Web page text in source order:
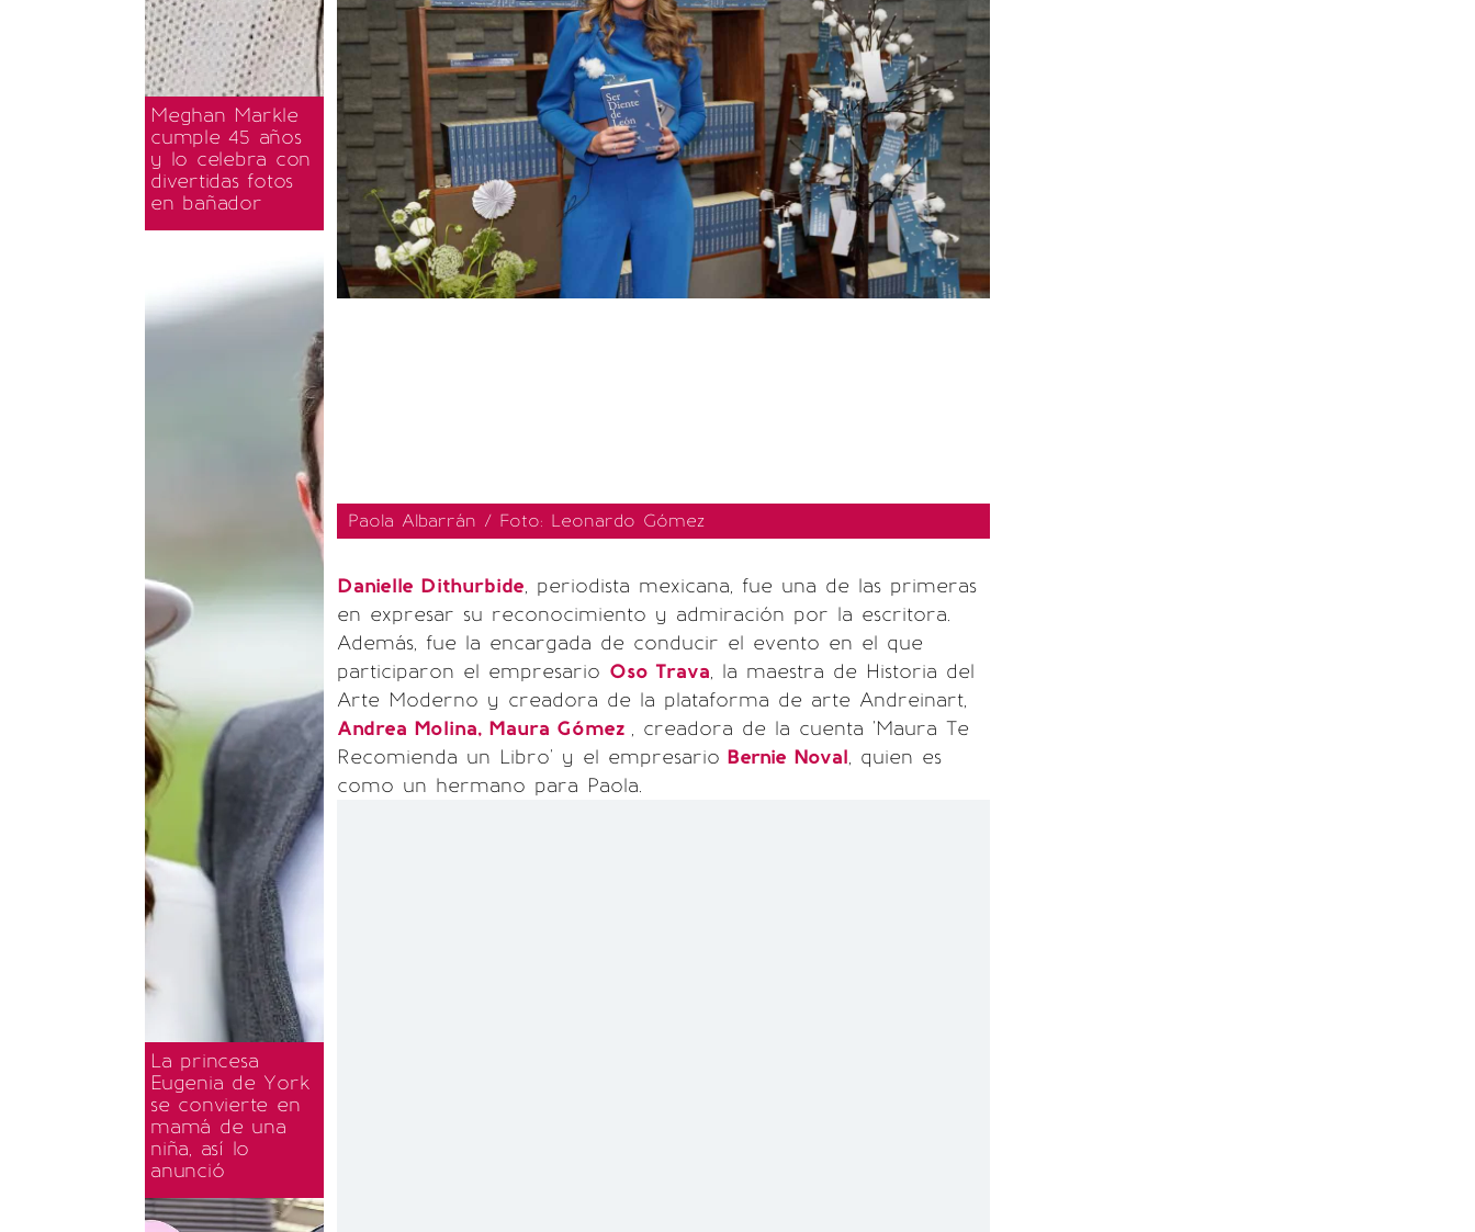
Meghan Markle
cumple 45 años
y lo celebra con
divertidas fotos
en bañador
La princesa
Eugenia de York
se convierte en
mamá de una
niña, así lo
anunció
Paola Albarrán / Foto: Leonardo Gómez
Danielle Dithurbide, periodista mexicana, fue una de las primeras
en expresar su reconocimiento y admiración por la escritora.
Además, fue la encargada de conducir el evento en el que
participaron el empresario Oso Trava, la maestra de Historia del
Arte Moderno y creadora de la plataforma de arte Andreinart,
Andrea Molina, Maura Gómez , creadora de la cuenta 'Maura Te
Recomienda un Libro' y el empresario Bernie Noval, quien es
como un hermano para Paola.